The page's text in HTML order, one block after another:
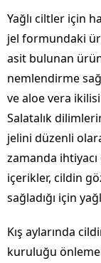
Yağlı ciltler için
jel formundaki
asit bulunan
nemlendirme
ve aloe vera
Salatalık
jelini düzenli
zamanda
içerikler, cildin
sağladığı için
Kış aylarında
kuruluğu